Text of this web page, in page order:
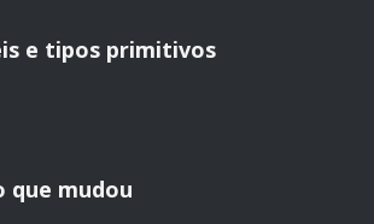
e tipos primitivos
que mudou